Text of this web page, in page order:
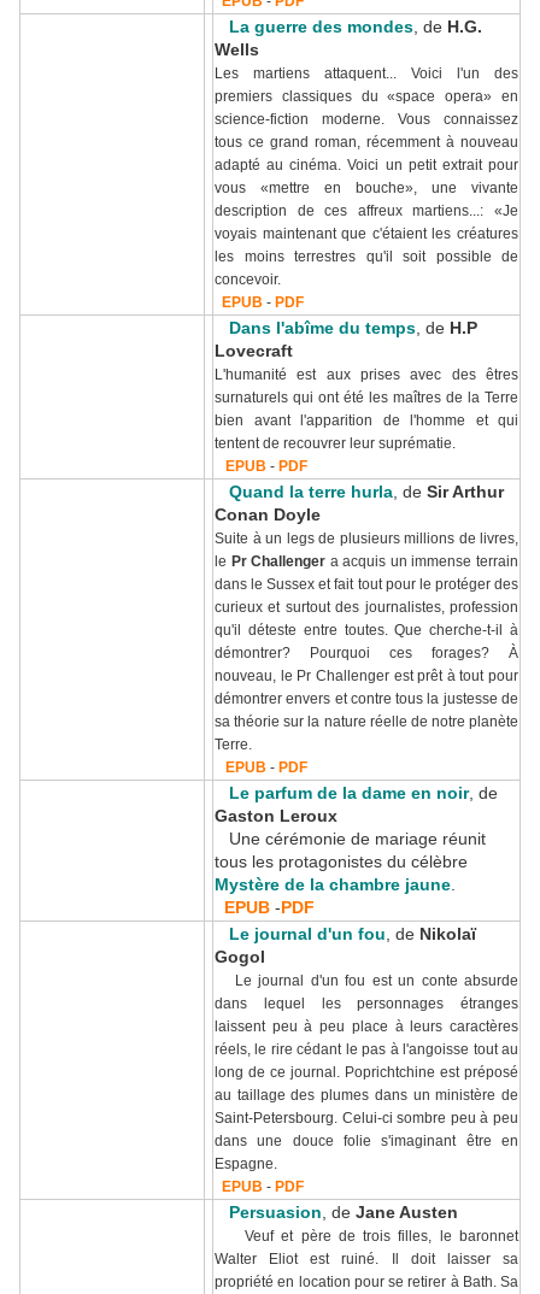
La guerre des mondes , de H.G.
Wells
Les martiens attaquent... Voici l'un des
premiers classiques du «space opera» en
science-fiction moderne. Vous connaissez
tous ce grand roman, récemment à nouveau
adapté au cinéma. Voici un petit extrait pour
vous «mettre en bouche», une vivante
description de ces affreux martiens...: «Je
voyais maintenant que c'étaient les créatures
les moins terrestres qu'il soit possible de
concevoir.
EPUB - PDF
Dans l'abîme du temps , de H.P
Lovecraft
L'humanité est aux prises avec des êtres
surnaturels qui ont été les maîtres de la Terre
bien avant l'apparition de l'homme et qui
tentent de recouvrer leur suprématie.
EPUB - PDF
Quand la terre hurla , de Sir Arthur
Conan Doyle
Suite à un legs de plusieurs millions de livres,
le Pr Challenger a acquis un immense terrain
dans le Sussex et fait tout pour le protéger des
curieux et surtout des journalistes, profession
qu'il déteste entre toutes. Que cherche-t-il à
démontrer? Pourquoi ces forages? À
nouveau, le Pr Challenger est prêt à tout pour
démontrer envers et contre tous la justesse de
sa théorie sur la nature réelle de notre planète
Terre.
EPUB - PDF
Le parfum de la dame en noir, de
Gaston Leroux
Une cérémonie de mariage réunit
tous les protagonistes du célèbre
Mystère de la chambre jaune
EPUB -PDF
Le journal d'un fou , de Nikolaï
Gogol
Le journal d'un fou est un conte absurde
dans lequel les personnages étranges
laissent peu à peu place à leurs caractères
réels, le rire cédant le pas à l'angoisse tout au
long de ce journal. Poprichtchine est préposé
au taillage des plumes dans un ministère de
Saint-Petersbourg. Celui-ci sombre peu à peu
dans une douce folie s'imaginant être en
Espagne.
EPUB - PDF
Persuasion , de Jane Austen
Veuf et père de trois filles, le baronnet
Walter Eliot est ruiné. Il doit laisser sa
propriété en location pour se retirer à Bath. Sa